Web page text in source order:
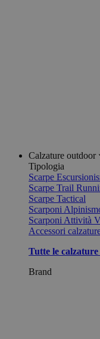
Calzature outdoor
Tipologia
Scarpe
Scarpe Trail
Scarpe Tactical
Scarponi
Scarponi Attività
Accessori
Tutte le
Brand